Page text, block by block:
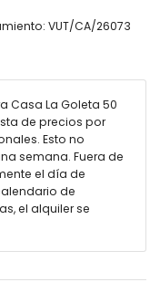
exterior
de 1000 metros
Atlántico (a menos de
de 1000 metros
kilómetros de la casa
VUT/CA/26073
Casa La Goleta 50
de precios por
Esto no
semana. Fuera de
el día de
de
el alquiler se